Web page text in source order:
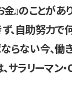
金』のことがあ
、自助努力で
らない今、働
、サラリーマン